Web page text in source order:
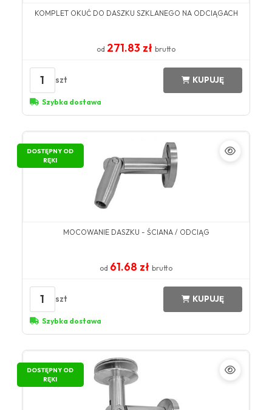
KOMPLET OKUĆ DO DASZKU SZKLANEGO NA ODCIĄGACH
od 271.83 zł brutto
1 szt KUPUJĘ
Szybka dostawa
DOSTĘPNY OD
RĘKI
MOCOWANIE DASZKU - ŚCIANA / ODCIĄG
od 61.68 zł brutto
1 szt KUPUJĘ
Szybka dostawa
DOSTĘPNY OD
RĘKI